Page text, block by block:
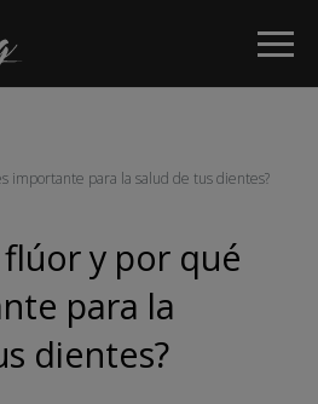
importante para la salud de tus dientes?
flúor y por qué
para la
dientes?